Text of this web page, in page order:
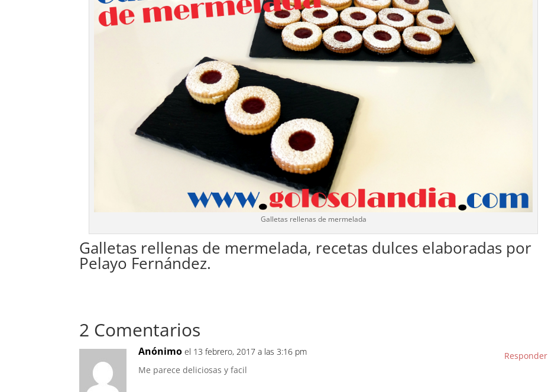
Galletas rellenas de mermelada
Galletas rellenas de mermelada, recetas dulces elaboradas por
Pelayo Fernández.
2 Comentarios
Anónimo el 13 febrero, 2017 a las 3:16 pm
Me parece deliciosas y facil
Responder